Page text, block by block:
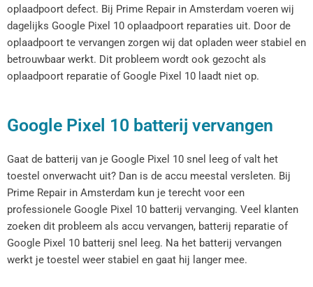
oplaadpoort defect. Bij Prime Repair in Amsterdam voeren wij
dagelijks Google Pixel 10 oplaadpoort reparaties uit. Door de
oplaadpoort te vervangen zorgen wij dat opladen weer stabiel en
betrouwbaar werkt. Dit probleem wordt ook gezocht als
oplaadpoort reparatie of Google Pixel 10 laadt niet op.
Google Pixel 10 batterij vervangen
Gaat de batterij van je Google Pixel 10 snel leeg of valt het
toestel onverwacht uit? Dan is de accu meestal versleten. Bij
Prime Repair in Amsterdam kun je terecht voor een
professionele Google Pixel 10 batterij vervanging. Veel klanten
zoeken dit probleem als accu vervangen, batterij reparatie of
Google Pixel 10 batterij snel leeg. Na het batterij vervangen
werkt je toestel weer stabiel en gaat hij langer mee.